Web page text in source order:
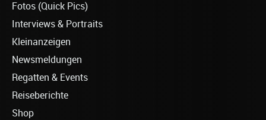
Fotos (Quick Pics)
Interviews & Portraits
Kleinanzeigen
Newsmeldungen
Regatten & Events
Reiseberichte
Shop